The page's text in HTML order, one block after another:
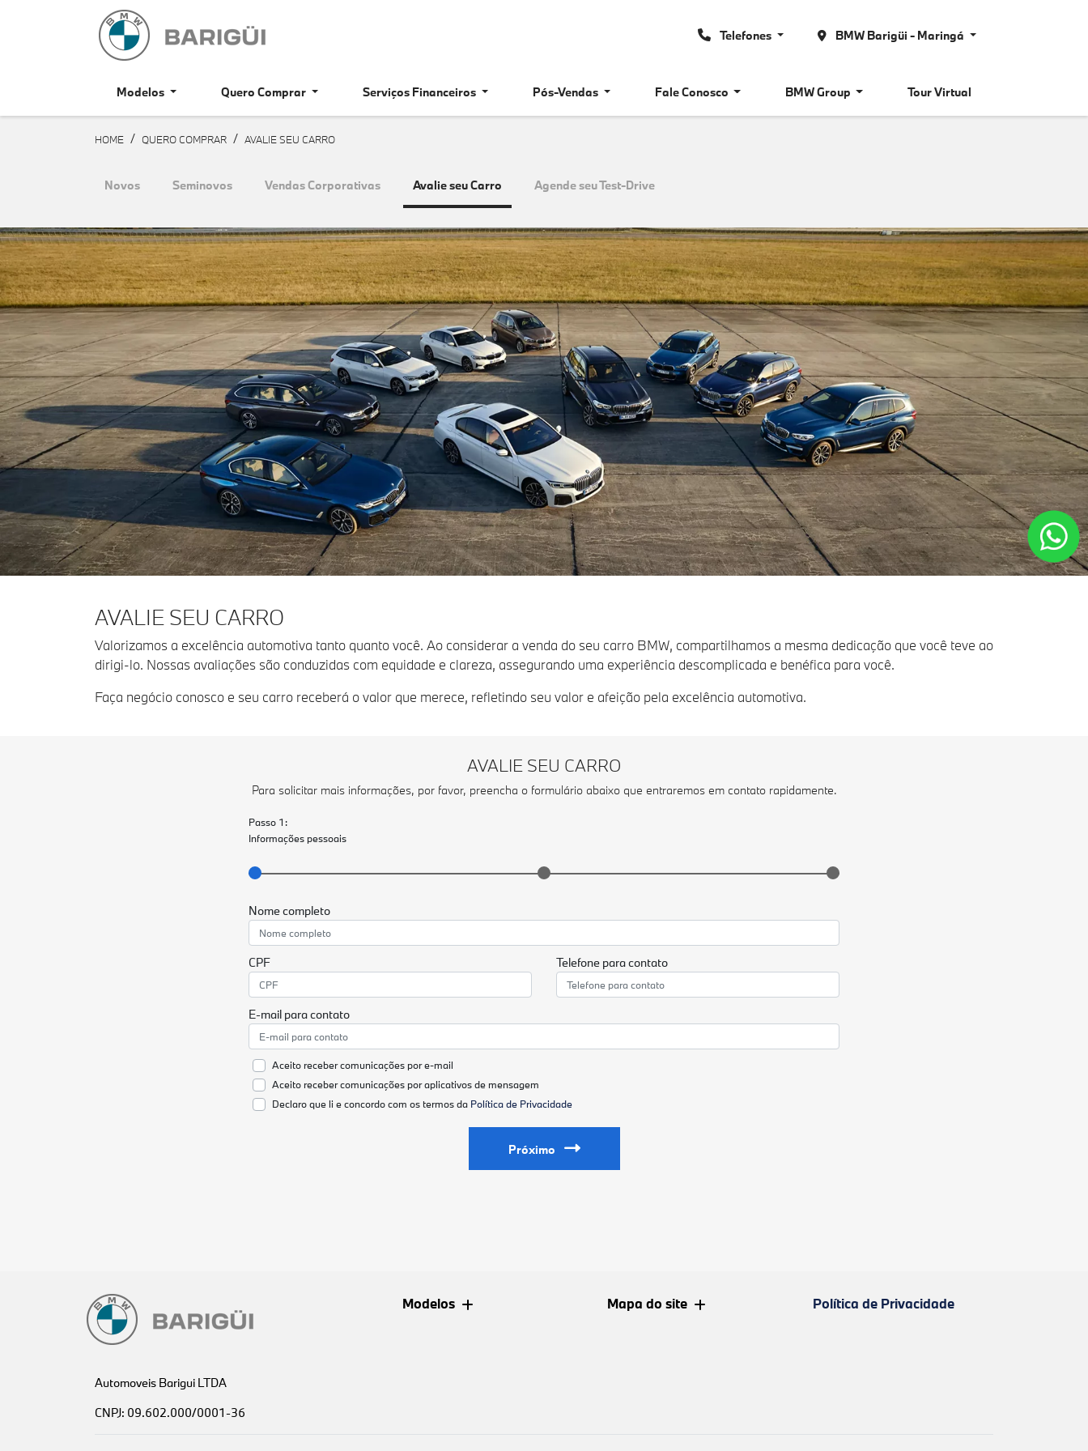
Telefones BMW Barigüi - Maringá
Modelos Quero Comprar Serviços Financeiros Pós-Vendas Fale Conosco BMW Group Tour Virtual
HOME QUERO COMPRAR AVALIE SEU CARRO
Novos Seminovos Vendas Corporativas Avalie seu Carro Agende seu Test-Drive
AVALIE SEU CARRO
Valorizamos a excelência automotiva tanto quanto você. Ao considerar a venda do seu carro BMW, compartilhamos a mesma dedicação que você teve ao
dirigi-lo. Nossas avaliações são conduzidas com equidade e clareza, assegurando uma experiência descomplicada e benéfica para você.
Faça negócio conosco e seu carro receberá o valor que merece, refletindo seu valor e afeição pela excelência automotiva.
AVALIE SEU CARRO
Para solicitar mais informações, por favor, preencha o formulário abaixo que entraremos em contato rapidamente.
Passo 1:
Informações pessoais
Nome completo
CPF Telefone para contato
E-mail para contato
Aceito receber comunicações por e-mail
Aceito receber comunicações por aplicativos de mensagem
Declaro que li e concordo com os termos da Política de Privacidade
Próximo
Modelos Mapa do site Política de Privacidade
Automoveis Barigui LTDA
CNPJ: 09.602.000/0001-36